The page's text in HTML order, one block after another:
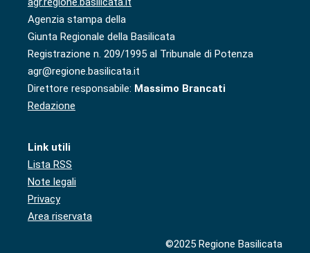
Agenzia stampa della
Giunta Regionale della Basilicata
Registrazione n. 209/1995 al Tribunale di Potenza
agr@regione.basilicata.it
Direttore responsabile: Massimo Brancati
Redazione
Link utili
Lista RSS
Note legali
Privacy
Area riservata
©2025 Regione Basilicata